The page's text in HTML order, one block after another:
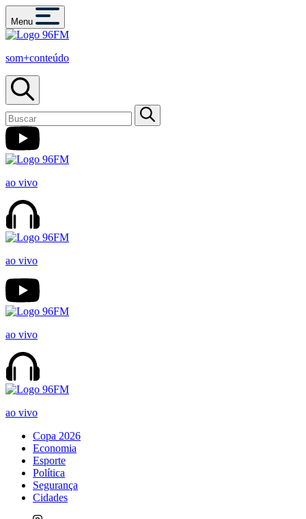
Menu
som+conteúdo
ao vivo
ao vivo
ao vivo
ao vivo
Copa 2026
Economia
Esporte
Política
Segurança
Cidades